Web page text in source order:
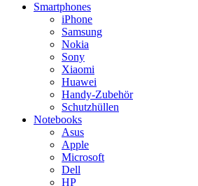
Smartphones
iPhone
Samsung
Nokia
Sony
Xiaomi
Huawei
Handy-Zubehör
Schutzhüllen
Notebooks
Asus
Apple
Microsoft
Dell
HP